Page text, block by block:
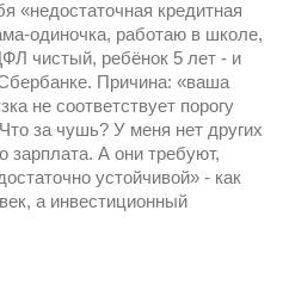
«недостаточная кредитная
одиночка, работаю в школе,
чистый, ребёнок 5 лет - и
Причина: «ваша
не соответствует порогу
за чушь? У меня нет других
зарплата. А они требуют,
устойчивой» - как
а инвестиционный